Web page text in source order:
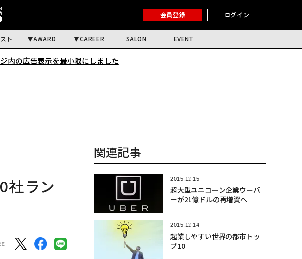
会員登録 ログイン
ト AWARD CAREER SALON EVENT
内の広告表示を最小限にしました
社ラン
関連記事
2015.12.15
超大型ユニコーン企業ウーバ
ーが21億ドルの再増資へ
2015.12.14
起業しやすい世界の都市トッ
プ10